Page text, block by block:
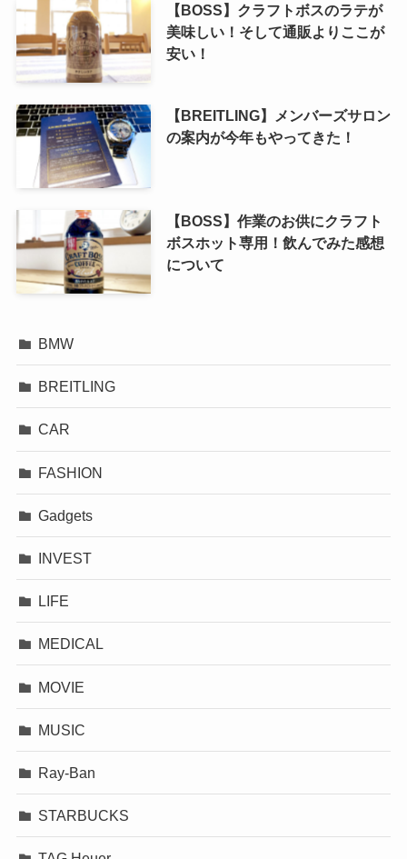
【BOSS】クラフトボスのラテが
美味しい！そして通販よりここが
安い！
【BREITLING】メンバーズサロン
の案内が今年もやってきた！
【BOSS】作業のお供にクラフト
ボスホット専用！飲んでみた感想
について
BMW
BREITLING
CAR
FASHION
Gadgets
INVEST
LIFE
MEDICAL
MOVIE
MUSIC
Ray-Ban
STARBUCKS